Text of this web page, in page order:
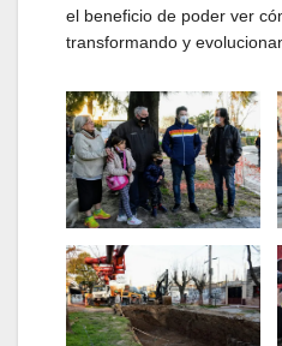
el beneficio de poder ver
transformando y